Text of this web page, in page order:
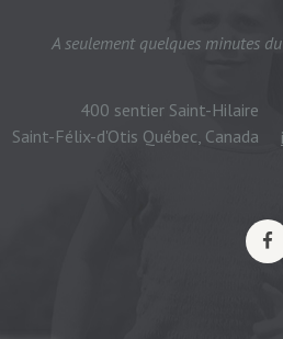
A seulement quelques minutes
400 sentier Saint-Hilaire
Saint-Félix-d'Otis Québec, Canada